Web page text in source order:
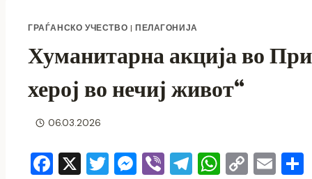
ГРАЃАНСКО УЧЕСТВО | ПЕЛАГОНИЈА
Хуманитарна акција во
херој во нечиј живот“
06.03.2026
F X T M Vi T W C E